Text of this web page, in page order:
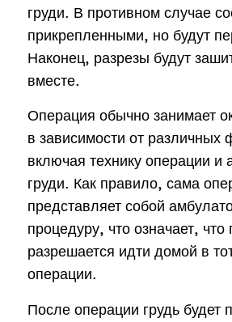
груди. В противном случае
прикрепленными, но будут
Наконец, разрезы будут
вместе.
Операция обычно занимает
в зависимости от различных
включая технику операции и
груди. Как правило, сама
представляет собой
процедуру, что означает, что
разрешается идти домой в
операции.
После операции грудь будет